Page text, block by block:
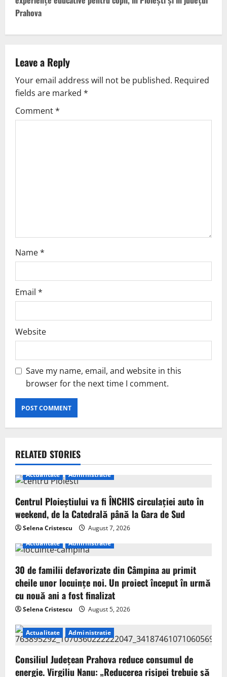
Prahova
Leave a Reply
Your email address will not be published. Required
fields are marked *
Comment*
Name*
Email *
Website
Save my name, email, and website in this
browser for the next time I comment.
RELATED STORIES
Actualitate Administratie
Centrul Ploieștiului va fi ÎNCHIS circulației auto în
weekend, de la Catedrală până la Gara de Sud
Selena Cristescu
August 7, 2026
Actualitate
Administratie
30 de familii defavorizate din Câmpina au primit
cheile unor locuințe noi. Un proiect început în urmă
cu nouă ani a fost finalizat
Selena Cristescu August 5, 2026
Actualitate Administratie
Consiliul Județean Prahova reduce consumul de
energie. Virgiliu Nanu: „Reducerea risipei trebuie să